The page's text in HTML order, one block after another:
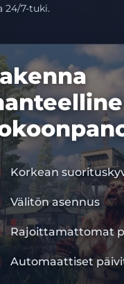
24/7-tuki.
Korkean
Välitön asennus
Rajoittamattomat
Automaattiset
10%